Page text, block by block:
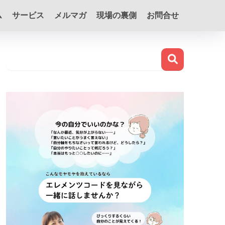
サービス メルマガ 現場の裏側 お問合せ